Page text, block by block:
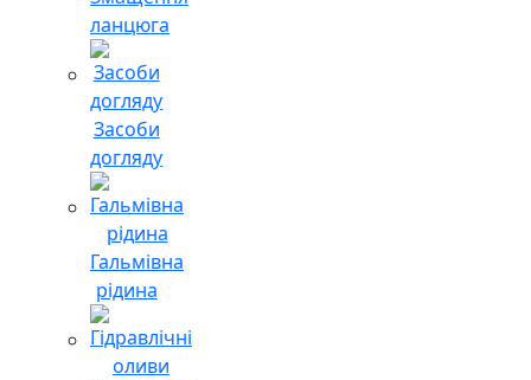
ланцюга
Засоби
догляду
Гальмівна
рідина